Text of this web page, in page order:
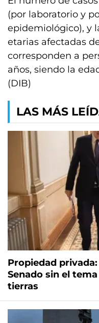
(por laboratorio y
epidemiológico), y
etarias afectadas
corresponden a
años, siendo la
(DIB)
LAS MÁS
Propiedad
Senado sin el
tierras